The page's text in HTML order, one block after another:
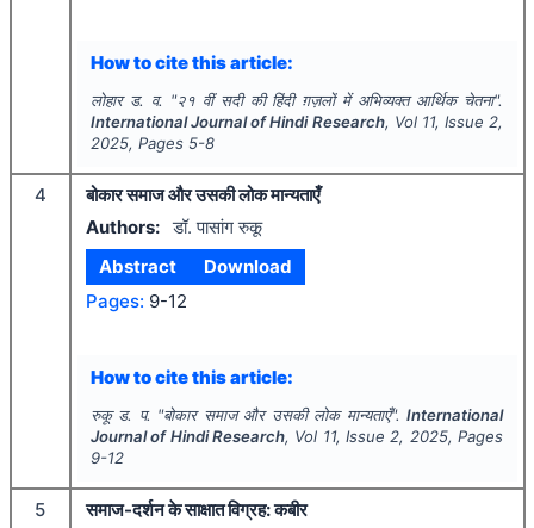
How to cite this article:
लोहार ड. व. "२१ वीं सदी की हिंदी ग़ज़लों में अभिव्यक्त आर्थिक चेतना".
International Journal of Hindi Research, Vol 11, Issue 2,
2025, Pages 5-8
4
बोकार समाज और उसकी लोक मान्यताएँ
Authors: डॉ. पासांग रुकू
Abstract
Download
Pages: 9-12
How to cite this article:
रुकू ड. प. "बोकार समाज और उसकी लोक मान्यताएँ".International
Journal of Hindi Research, Vol 11, Issue 2, 2025, Pages
9-12
5
समाज-दर्शन के साक्षात विग्रह: कबीर